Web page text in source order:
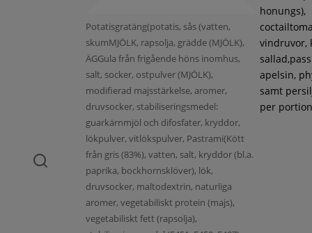
Potatisgratäng(potatis, sås (vatten,
skumMJÖLK, rapsolja, grädde (MJÖLK),
ÄGGula från frigående höns inomhus,
salt, socker, ostpulver (MJÖLK),
modifierad majsstärkelse, aromer,
druvsocker, stabiliseringsmedel:
guarkärnmjöl och difosfater, kryddor,
lökpulver, vitlökspulver, Pastrami(Kött
från gris (83%), vatten, salt, kryddor (bl.a.
paprika, bockhornsklöver), lök,
druvsocker, maltodextrin, naturliga
aromer, vegetabiliskt protein (majs),
vegetabiliskt fett (rapsolja),
honungs),
vindruvor,
apelsin,
samt
per